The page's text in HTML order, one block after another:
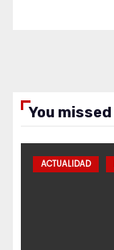
You missed
ACTUALIDAD